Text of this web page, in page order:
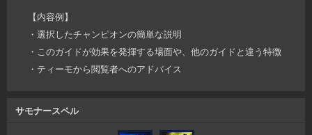
【内容例】
・選択したチャンピオンの簡単な説明
・このガイドが効果を発揮する場面や、他のガイドと違う特徴
・ティーモから閲覧者へのアドバイス
サモナースペル